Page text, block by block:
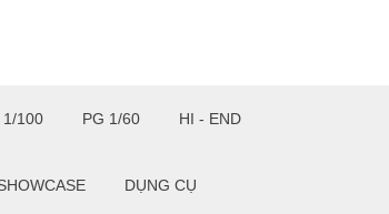
1/100 PG 1/60 HI - END
DỤNG CỤ